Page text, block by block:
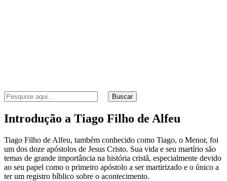
Buscar
Introdução a Tiago Filho de Alfeu
Tiago Filho de Alfeu, também conhecido como Tiago, o Menor, foi
um dos doze apóstolos de Jesus Cristo. Sua vida e seu martírio são
temas de grande importância na história cristã, especialmente devido
ao seu papel como o primeiro apóstolo a ser martirizado e o único a
ter um registro bíblico sobre o acontecimento.